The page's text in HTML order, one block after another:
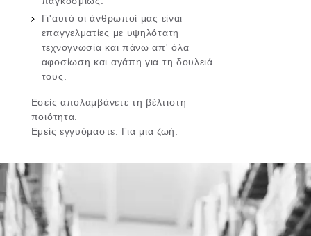
Γι'αυτό οι άνθρωποί μας είναι
επαγγελματίες με υψηλότατη
τεχνογνωσία και πάνω απ' όλα
αφοσίωση και αγάπη για τη δουλειά
τους.
Εσείς απολαμβάνετε τη βέλτιστη
ποιότητα.
Εμείς εγγυόμαστε. Για μια ζωή.